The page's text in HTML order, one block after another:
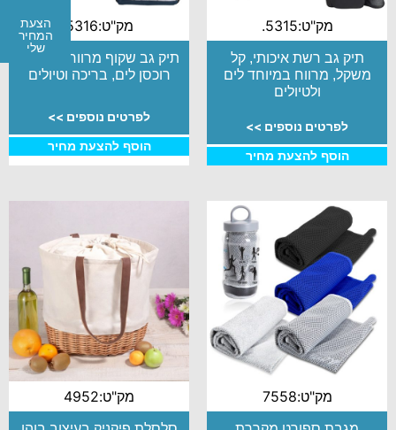
מק"ט:5315.
תיק גב רשת איכותי, קל
משקל, מרווח במיוחד לים
ולטיולים
לפרטים נוספים >>
הוסף להצעת מחיר
מק"ט:5316
תיק גב שקוף מרווח עם כיסי
רוכסן לים, בריכה וטיולים
לפרטים נוספים >>
הוסף להצעת מחיר
מק"ט:7558 מק"ט:4952
הצעת
המחיר
שלי